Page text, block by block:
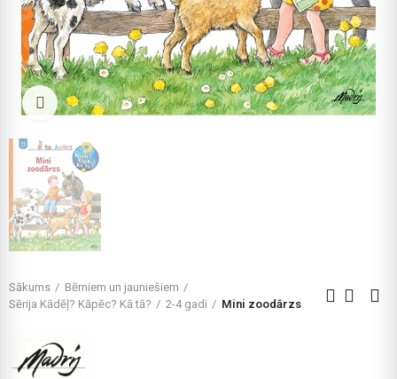
Click to enlarge
Sākums
Bērniem un jauniešiem
Sērija Kādēļ? Kāpēc? Kā tā?
2-4 gadi Mini zoodārzs